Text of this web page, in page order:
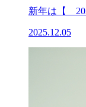
新年は【
2025.12.05